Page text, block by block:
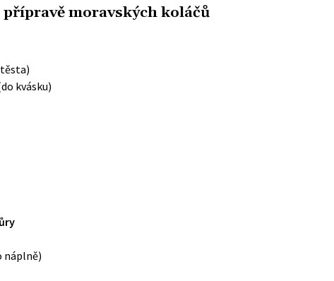
moravských koláčů
kvásku)
náplně)